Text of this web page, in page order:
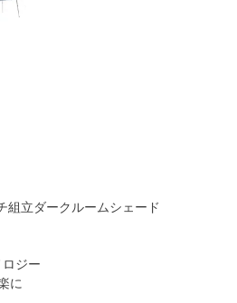
組立ダークルームシェード
ジー
に